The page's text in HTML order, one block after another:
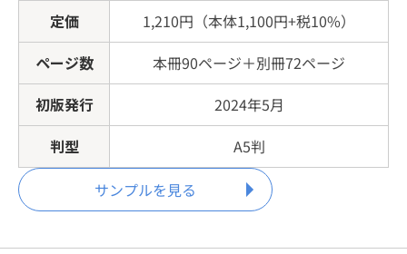
定価
1,210円（本体1,100円+税10%）
ページ数
本冊90ページ＋別冊72ページ
初版発行
2024年5月
判型
A5判
サンプルを見る